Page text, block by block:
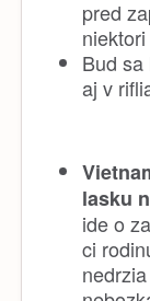
pred
Bud
aj v
lasku
ide o
ci